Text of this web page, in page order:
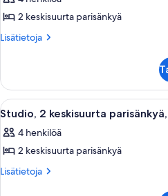
huonetyypin
Studio,
2
kuvat
2 keskisuurta parisänkyä
Lisätietoja
Lisätietoja
keskisuurta
parisänkyä
Avaa
kaikki
huonetyypin
Studio,
2
15
Studio, 2 keskisuurta
4 henkilöä
2 keskisuurta parisänkyä
Lisätietoja
Lisätietoja